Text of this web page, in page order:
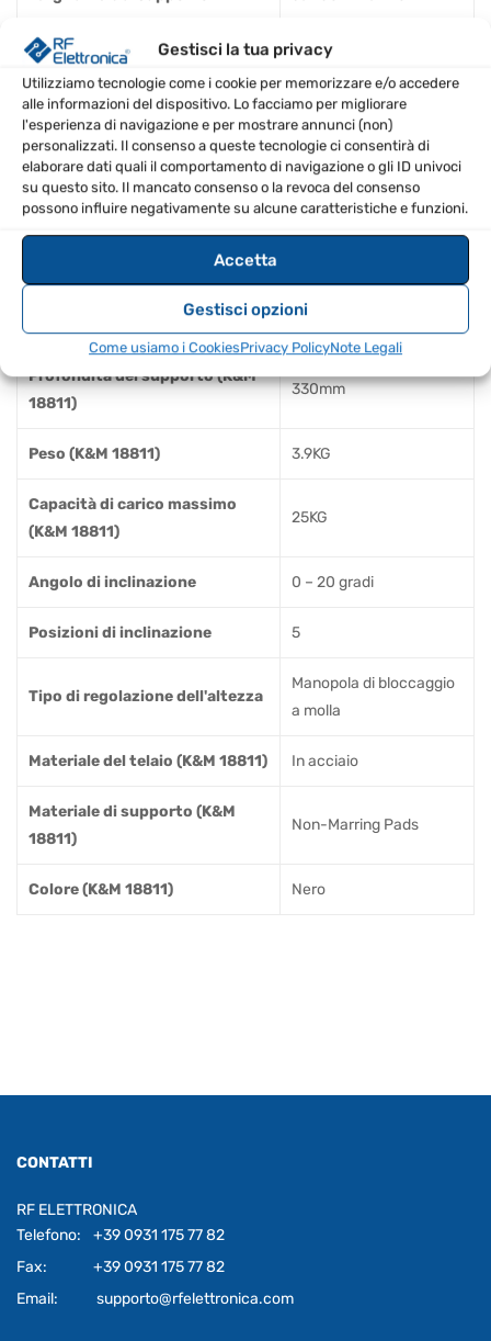
Gestisci la tua privacy
Utilizziamo tecnologie come i cookie per memorizzare e/o accedere
alle informazioni del dispositivo. Lo facciamo per migliorare
l'esperienza di navigazione e per mostrare annunci (non)
personalizzati. Il consenso a queste tecnologie ci consentirà di
elaborare dati quali il comportamento di navigazione o gli ID univoci
su questo sito. Il mancato consenso o la revoca del consenso
possono influire negativamente su alcune caratteristiche e funzioni.
Accetta
Gestisci opzioni
Come usiamo i CookiesPrivacy PolicyNote Legali
Materiale In acciaio
Capacità di carico massimo
Tipo di regolazione
Manopola di bloccaggio
a molla
Profondità del supporto (K&M
18811)
330mm
Peso (K&M 18811) 3.9KG
Capacità di carico massimo
(K&M 18811)
25KG
Angolo di inclinazione 0 – 20 gradi
Posizioni di inclinazione 5
Tipo di regolazione dell'altezza
Manopola di bloccaggio
a molla
Materiale del telaio (K&M 18811) In acciaio
Materiale di supporto (K&M
18811)
Non-Marring Pads
Colore (K&M 18811) Nero
CONTATTI
RF ELETTRONICA
Telefono:
+39 0931 175 77 82
Fax:
+39 0931 175 77 82
Email:
supporto@rfelettronica.com